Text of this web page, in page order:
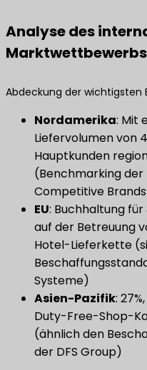
Analyse des
Marktwettbewerbs
Abdeckung der wichtigsten
Nordamerika​: Mit
Liefervolumen von
Hauptkunden
(Benchmarking der
Competitive Brands
​EU​​: Buchhaltung für
auf der Betreuung
Hotel-Lieferkette
Systeme)
Asien-Pazifik​:
Duty-Free-Shop-
(ähnlich den
der DFS Group)